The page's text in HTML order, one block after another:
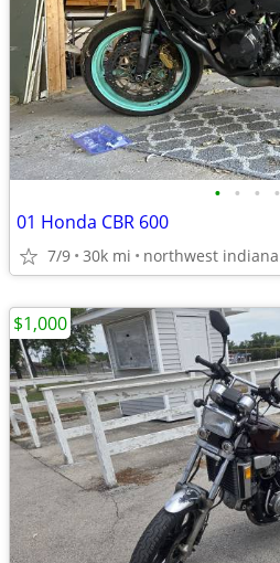
• • • •
01 Honda CBR 600
7/9 30k mi northwest indiana
$1,000